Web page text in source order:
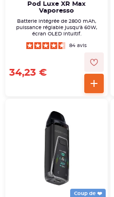
Pod Luxe XR Max
Vaporesso
Batterie intégrée de 2800 mAh,
puissance réglable jusqu'à 60W,
écran OLED intuitif.
84 avis
34,23 €
Coup de ❤️